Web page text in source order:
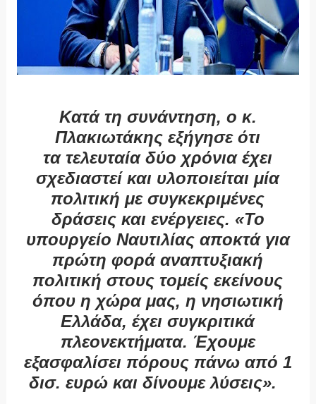
Κατά τη συνάντηση, ο κ.
Πλακιωτάκης εξήγησε ότι
τα τελευταία δύο χρόνια έχει
σχεδιαστεί και υλοποιείται μία
πολιτική με συγκεκριμένες
δράσεις και ενέργειες. «Το
υπουργείο Ναυτιλίας αποκτά για
πρώτη φορά αναπτυξιακή
πολιτική στους τομείς εκείνους
όπου η χώρα μας, η νησιωτική
Ελλάδα, έχει συγκριτικά
πλεονεκτήματα. Έχουμε
εξασφαλίσει πόρους πάνω από 1
δισ. ευρώ και δίνουμε λύσεις».